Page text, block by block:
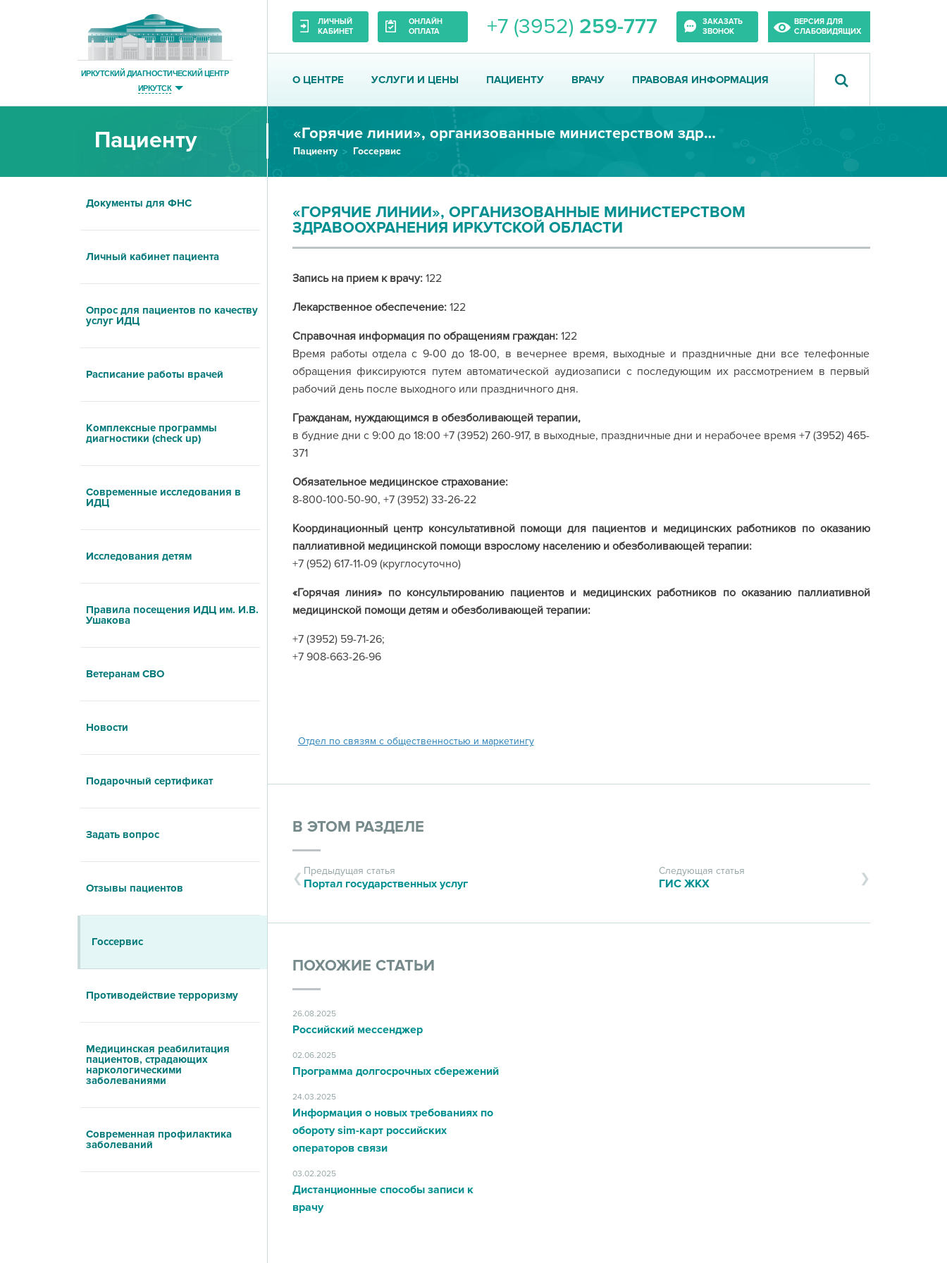
ИРКУТСКИЙ ДИАГНОСТИЧЕСКИЙ ЦЕНТР
ИРКУТСК
ЛИЧНЫЙ
КАБИНЕТ
ОНЛАЙН
ОПЛАТА
+7 (3952) 259-777
ЗАКАЗАТЬ
ЗВОНОК
ВЕРСИЯ ДЛЯ
СЛАБОВИДЯЩИХ
О ЦЕНТРЕ УСЛУГИ И ЦЕНЫ ПАЦИЕНТУ ВРАЧУ ПРАВОВАЯ ИНФОРМАЦИЯ
Пациенту «Горячие линии», организованные министерством здравоохранения Иркутской области
Пациенту Госсервис
Документы для ФНС
Личный кабинет пациента
Опрос для пациентов по качеству
услуг ИДЦ
Расписание работы врачей
Комплексные программы
диагностики (check up)
Современные исследования в
ИДЦ
Исследования детям
Правила посещения ИДЦ им. И.В.
Ушакова
Ветеранам СВО
Новости
Подарочный сертификат
Задать вопрос
Отзывы пациентов
Госсервис
Противодействие терроризму
Медицинская реабилитация
пациентов, страдающих
наркологическими
заболеваниями
Современная профилактика
заболеваний
«ГОРЯЧИЕ ЛИНИИ», ОРГАНИЗОВАННЫЕ МИНИСТЕРСТВОМ
ЗДРАВООХРАНЕНИЯ ИРКУТСКОЙ ОБЛАСТИ
Запись на прием к врачу:122
Лекарственное обеспечение:122
Справочная информация по обращениям граждан:122
Время работы отдела с 9-00 до 18-00, в вечернее время, выходные и праздничные дни все телефонные
обращения фиксируются путем автоматической аудиозаписи с последующим их рассмотрением в первый
рабочий день после выходного или праздничного дня.
Гражданам, нуждающимся в обезболивающей терапии,
в будние дни с 9:00 до 18:00 +7 (3952) 260-917, в выходные, праздничные дни и нерабочее время +7 (3952) 465-
371
Обязательное медицинское страхование:
8-800-100-50-90, +7 (3952) 33-26-22
Координационный центр консультативной помощи для пациентов и медицинских работников по оказанию
паллиативной медицинской помощи взрослому населению и обезболивающей терапии:
+7 (952) 617-11-09 (круглосуточно)
«Горячая линия» по консультированию пациентов и медицинских работников по оказанию паллиативной
медицинской помощи детям и обезболивающей терапии:
+7 (3952) 59-71-26;
+7 908-663-26-96
Отдел по связям с общественностью и маркетингу
В ЭТОМ РАЗДЕЛЕ
Предыдущая статья
Портал государственных услуг
Следующая статья
ГИС ЖКХ
ПОХОЖИЕ СТАТЬИ
26.08.2025
Российский мессенджер
02.06.2025
Программа долгосрочных сбережений
24.03.2025
Информация о новых требованиях по
обороту sim-карт российских
операторов связи
03.02.2025
Дистанционные способы записи к
врачу